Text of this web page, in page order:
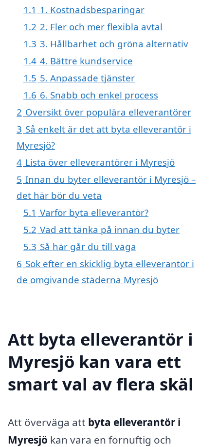
1.1 1. Kostnadsbesparingar
1.2 2. Fler och mer flexibla avtal
1.3 3. Hållbarhet och gröna alternativ
1.4 4. Bättre kundservice
1.5 5. Anpassade tjänster
1.6 6. Snabb och enkel process
2 Översikt över populära elleverantörer
3 Så enkelt är det att byta elleverantör i
Myresjö?
4 Lista över elleverantörer i Myresjö
5 Innan du byter elleverantör i Myresjö –
det här bör du veta
5.1 Varför byta elleverantör?
5.2 Vad att tänka på innan du byter
5.3 Så här går du till väga
6 Sök efter en skicklig byta elleverantör i
de omgivande städerna Myresjö
Att byta elleverantör i
Myresjö kan vara ett
smart val av flera skäl
Att överväga att byta elleverantör i
Myresjö kan vara en förnuftig och